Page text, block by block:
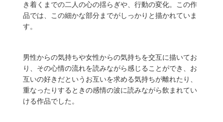
き着くまでの二人の心の揺らぎや、行動の変化。この作
品では、この細かな部分までがしっかりと描かれていま
す。
男性からの気持ちや女性からの気持ちを交互に描いてお
り、その心情の流れを読みながら感じることができ、お
互いの好きだというお互いを求める気持ちが離れたり、
重なったりするときの感情の波に読みながら飲まれてい
ける作品でした。